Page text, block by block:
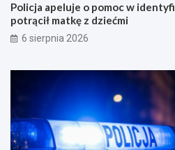
Policja apeluje o pomoc w
potrącił matkę z dziećmi
6 sierpnia 2026